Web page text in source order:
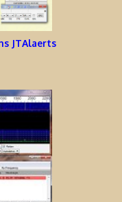
JTAlaerts